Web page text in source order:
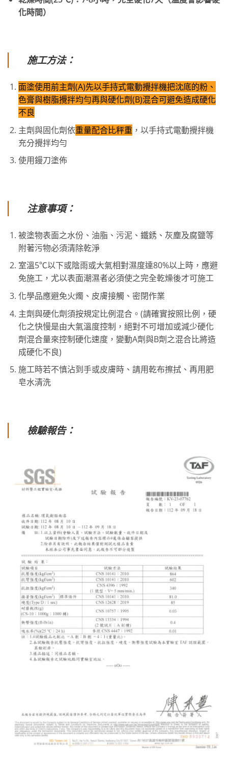
化時間）
施工方法：
面塗使用前主劑(A)先以手持式電動攪拌機把沈底的粉、
色膏與樹脂攪拌均勻再與硬化劑(B)混合可避免造成硬化
不良
主劑與固化劑依重量配合比秤重，以手持式電動攪拌機
充分攪拌均勻
使用鏝刀塗佈
注意事項：
被塗物表面之水份、油脂、污泥、鐵銹、灰塵及腐鹽等
附著污物必須清除乾淨
室溫5℃以下或陰雨或大氣相對濕度達80%以上時，應避
免施工，尤以表面潮濕者必須使之完全乾燥後才可施工
化學品應避免火燭、皮膚接觸、密閉作業
主劑與硬化劑須按規定比例混合。(請確實按照比例，硬
化之快慢是由大氣溫度控制，絕對不可增加或減少硬化
劑混合量來控制硬化速度，變動A劑與B劑之混合比將造
成硬化不良)
施工時若不慎沾到手或皮膚時、請用乾布擦拭、再用肥
皂水清洗
檢驗報告：